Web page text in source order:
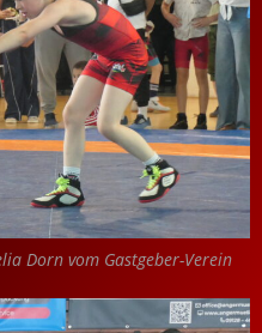
Dorn vom Gastgeber-Verein